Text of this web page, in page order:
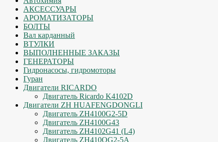
АКСЕССУАРЫ
АРОМАТИЗАТОРЫ
БОЛТЫ
Вал карданный
ВТУЛКИ
ВЫПОЛНЕННЫЕ ЗАКАЗЫ
ГЕНЕРАТОРЫ
Гидронасосы, гидромоторы
Гуран
Двигатели RICARDO
Двигатель Ricardo K4102D
Двигатели ZH HUAFENGDONGLI
Двигатель ZH4100G2-5D
Двигатель ZH4100G43
Двигатель ZH4102G41 (L4)
Двигатель ZH410OG2-5A